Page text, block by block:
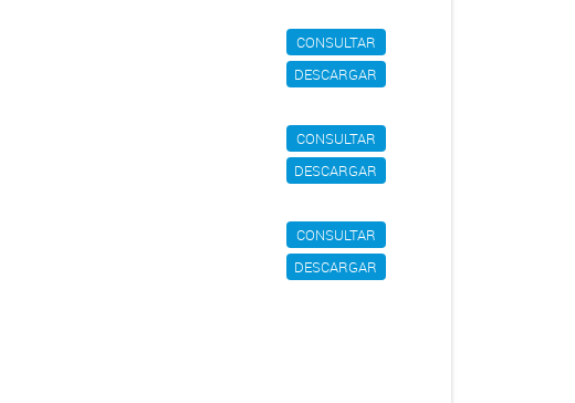
CONSULTAR
DESCARGAR
CONSULTAR
DESCARGAR
CONSULTAR
DESCARGAR